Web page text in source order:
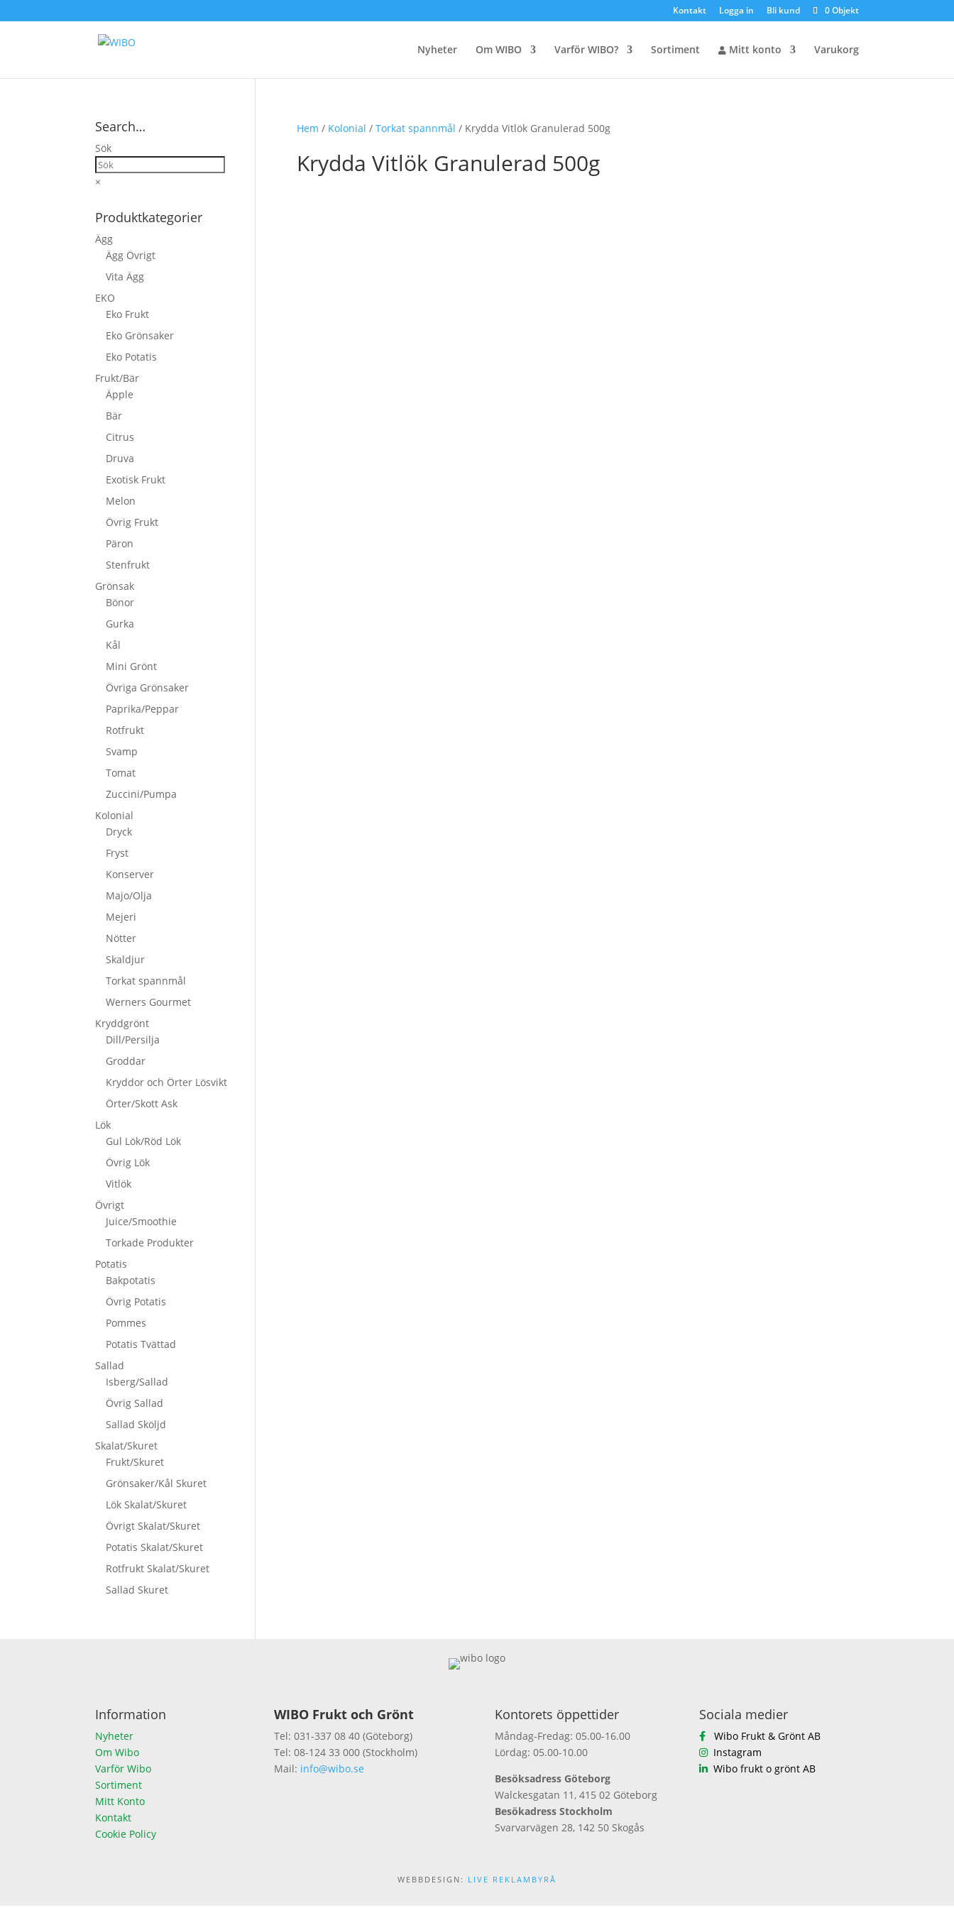
Kontakt Logga in Bli kund 0 Objekt
Nyheter Om WIBO Varför WIBO? Sortiment Mitt konto Varukorg
Hem / Kolonial / Torkat spannmål / Krydda Vitlök Granulerad 500g
Krydda Vitlök Granulerad 500g
Search…
Sök
×
Produktkategorier
Ägg
Ägg Övrigt
Vita Ägg
EKO
Eko Frukt
Eko Grönsaker
Eko Potatis
Frukt/Bär
Äpple
Bär
Citrus
Druva
Exotisk Frukt
Melon
Övrig Frukt
Päron
Stenfrukt
Grönsak
Bönor
Gurka
Kål
Mini Grönt
Övriga Grönsaker
Paprika/Peppar
Rotfrukt
Svamp
Tomat
Zuccini/Pumpa
Kolonial
Dryck
Fryst
Konserver
Majo/Olja
Mejeri
Nötter
Skaldjur
Torkat spannmål
Werners Gourmet
Kryddgrönt
Dill/Persilja
Groddar
Kryddor och Örter Lösvikt
Örter/Skott Ask
Lök
Gul Lök/Röd Lök
Övrig Lök
Vitlök
Övrigt
Juice/Smoothie
Torkade Produkter
Potatis
Bakpotatis
Övrig Potatis
Pommes
Potatis Tvättad
Sallad
Isberg/Sallad
Övrig Sallad
Sallad Sköljd
Skalat/Skuret
Frukt/Skuret
Grönsaker/Kål Skuret
Lök Skalat/Skuret
Övrigt Skalat/Skuret
Potatis Skalat/Skuret
Rotfrukt Skalat/Skuret
Sallad Skuret
Information
Nyheter
Om Wibo
Varför Wibo
Sortiment
Mitt Konto
Kontakt
Cookie Policy
WIBO Frukt och Grönt
Tel: 031-337 08 40 (Göteborg)
Tel: 08-124 33 000 (Stockholm)
Mail: info@wibo.se
Kontorets öppettider
Måndag-Fredag: 05.00-16.00
Lördag: 05.00-10.00
Besöksadress Göteborg
Walckesgatan 11, 415 02 Göteborg
Besökadress Stockholm
Svarvarvägen 28, 142 50 Skogås
Sociala medier
Wibo Frukt & Grönt AB
Instagram
Wibo frukt o grönt AB
WEBBDESIGN: LIVE REKLAMBYRÅ